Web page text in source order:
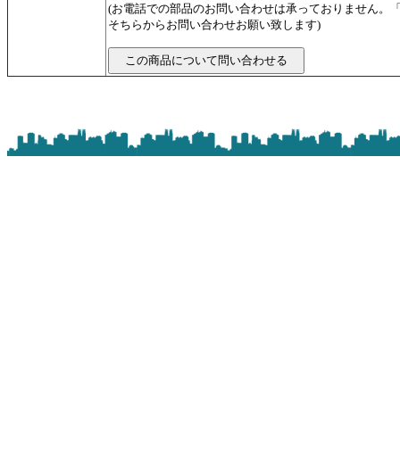
(お電話での部品のお問い合わせは承っておりません。
そちらからお問い合わせお願い致します)